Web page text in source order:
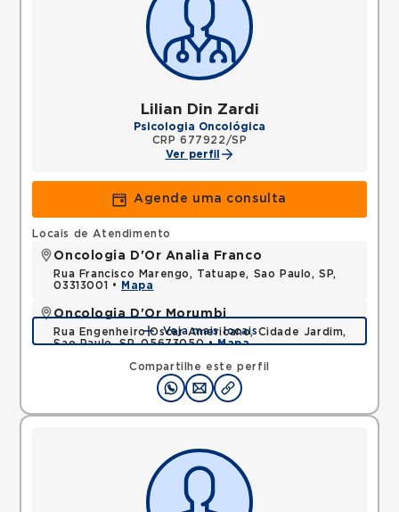
Lilian Din Zardi
Psicologia Oncológica
CRP 677922/SP
Ver perfil
Agende uma consulta
Compartilhe este perfil
Locais de Atendimento
Oncologia D'Or Analia Franco
Rua Francisco Marengo, Tatuape, Sao Paulo, SP,
03313001 •
Mapa
Oncologia D'Or Morumbi
Rua Engenheiro Oscar Americano, Cidade Jardim,
Sao Paulo, SP, 05673050 •Mapa
Veja mais locais